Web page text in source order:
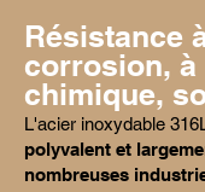
Résistance
corrosion, à
chimique,
L'acier inoxydable
polyvalent et
nombreuses